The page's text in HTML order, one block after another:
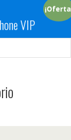
VIP